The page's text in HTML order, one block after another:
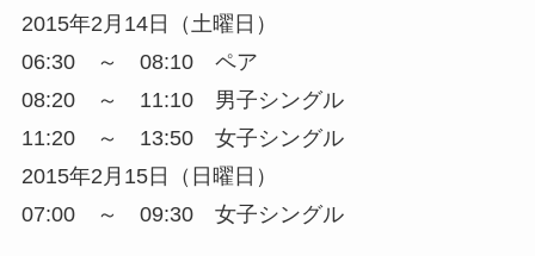
2015年2月14日（土曜日）
06:30 ～ 08:10 ペア
08:20 ～ 11:10 男子シングル
11:20 ～ 13:50 女子シングル
2015年2月15日（日曜日）
07:00 ～ 09:30 女子シングル